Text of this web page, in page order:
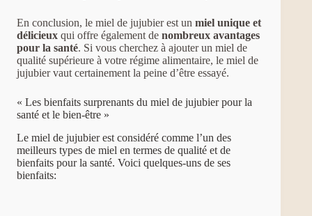
En conclusion, le miel de jujubier est un miel unique et
délicieux qui offre également de nombreux avantages
pour la santé. Si vous cherchez à ajouter un miel de
qualité supérieure à votre régime alimentaire, le miel de
jujubier vaut certainement la peine d’être essayé.
« Les bienfaits surprenants du miel de jujubier pour la
santé et le bien-être »
Le miel de jujubier est considéré comme l’un des
meilleurs types de miel en termes de qualité et de
bienfaits pour la santé. Voici quelques-uns de ses
bienfaits: